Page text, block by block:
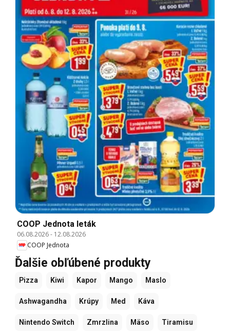
COOP Jednota leták
06.08.2026- 12.08.2026
COOP Jednota
Ďalšie obľúbené produkty
Pizza Kiwi Kapor Mango Maslo
Ashwagandha Krúpy Med Káva
Nintendo Switch Zmrzlina Mäso Tiramisu